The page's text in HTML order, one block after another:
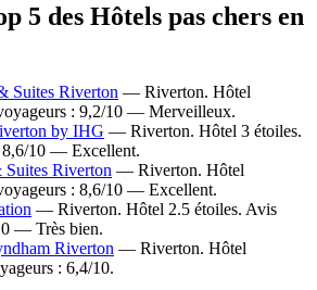
5 des Hôtels pas chers en
Suites Riverton — Riverton. Hôtel
: 9,2/10 — Merveilleux.
by IHG — Riverton. Hôtel 3 étoiles.
8,6/10 — Excellent.
Riverton — Riverton. Hôtel
: 8,6/10 — Excellent.
— Riverton. Hôtel 2.5 étoiles. Avis
— Très bien.
Riverton — Riverton. Hôtel
: 6,4/10.